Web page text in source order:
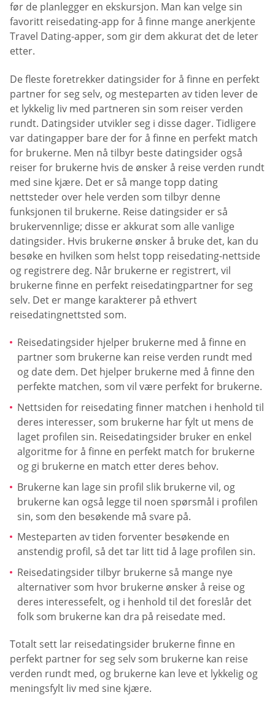
før de planlegger en ekskursjon. Man kan velge sin
favoritt reisedating-app for å finne mange anerkjente
Travel Dating-apper, som gir dem akkurat det de leter
etter.
De fleste foretrekker datingsider for å finne en perfekt
partner for seg selv, og mesteparten av tiden lever de
et lykkelig liv med partneren sin som reiser verden
rundt. Datingsider utvikler seg i disse dager. Tidligere
var datingapper bare der for å finne en perfekt match
for brukerne. Men nå tilbyr beste datingsider også
reiser for brukerne hvis de ønsker å reise verden rundt
med sine kjære. Det er så mange topp dating
nettsteder over hele verden som tilbyr denne
funksjonen til brukerne. Reise datingsider er så
brukervennlige; disse er akkurat som alle vanlige
datingsider. Hvis brukerne ønsker å bruke det, kan du
besøke en hvilken som helst topp reisedating-nettside
og registrere deg. Når brukerne er registrert, vil
brukerne finne en perfekt reisedatingpartner for seg
selv. Det er mange karakterer på ethvert
reisedatingnettsted som.
Reisedatingsider hjelper brukerne med å finne en
partner som brukerne kan reise verden rundt med
og date dem. Det hjelper brukerne med å finne den
perfekte matchen, som vil være perfekt for brukerne.
Nettsiden for reisedating finner matchen i henhold til
deres interesser, som brukerne har fylt ut mens de
laget profilen sin. Reisedatingsider bruker en enkel
algoritme for å finne en perfekt match for brukerne
og gi brukerne en match etter deres behov.
Brukerne kan lage sin profil slik brukerne vil, og
brukerne kan også legge til noen spørsmål i profilen
sin, som den besøkende må svare på.
Mesteparten av tiden forventer besøkende en
anstendig profil, så det tar litt tid å lage profilen sin.
Reisedatingsider tilbyr brukerne så mange nye
alternativer som hvor brukerne ønsker å reise og
deres interessefelt, og i henhold til det foreslår det
folk som brukerne kan dra på reisedate med.
Totalt sett lar reisedatingsider brukerne finne en
perfekt partner for seg selv som brukerne kan reise
verden rundt med, og brukerne kan leve et lykkelig og
meningsfylt liv med sine kjære.